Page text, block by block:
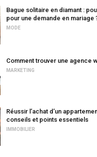
Bague solitaire en diamant :
pour une demande en mariage
MODE
Comment trouver une agence
MARKETING
Réussir l’achat d’un
conseils et points essentiels
IMMOBILIER